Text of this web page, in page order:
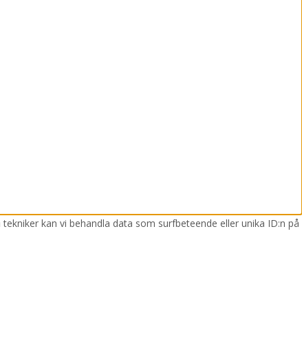
kan vi behandla data som surfbeteende eller unika ID:n på